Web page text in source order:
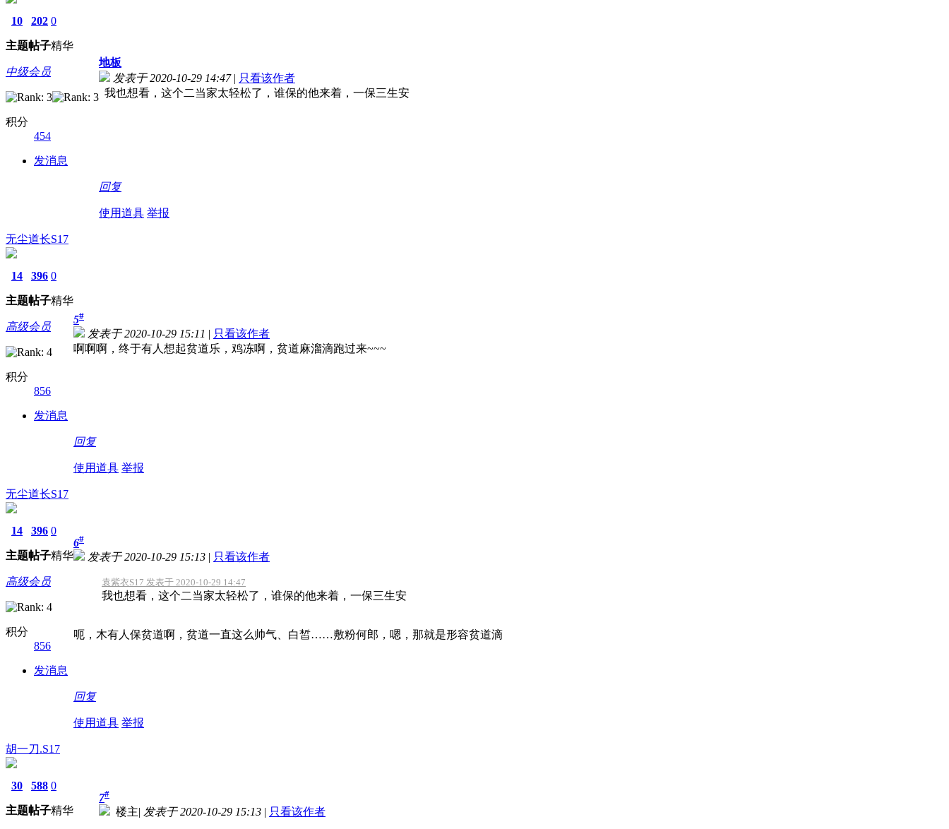
10
主题
202
帖子
0
精华
中级会员
积分
454
发消息
地板
发表于 2020-10-29 14:47 | 只看该作者
我也想看，这个二当家太轻松了，谁保的他来着，一保三生安
回复
使用道具 举报
无尘道长S17
14
主题
396
帖子
0
精华
高级会员
积分
856
发消息
5#
发表于 2020-10-29 15:11 | 只看该作者
啊啊啊，终于有人想起贫道乐，鸡冻啊，贫道麻溜滴跑过来~~~
回复
使用道具 举报
无尘道长S17
14
主题
396
帖子
0
精华
高级会员
积分
856
发消息
6#
发表于 2020-10-29 15:13 | 只看该作者
袁紫衣S17 发表于 2020-10-29 14:47
我也想看，这个二当家太轻松了，谁保的他来着，一保三生安
呃，木有人保贫道啊，贫道一直这么帅气、白皙……敷粉何郎，嗯，那就是形容贫道滴
回复
使用道具 举报
胡一刀.S17
30
主题
588
帖子
0
精华
7#
楼主| 发表于 2020-10-29 15:13 | 只看该作者